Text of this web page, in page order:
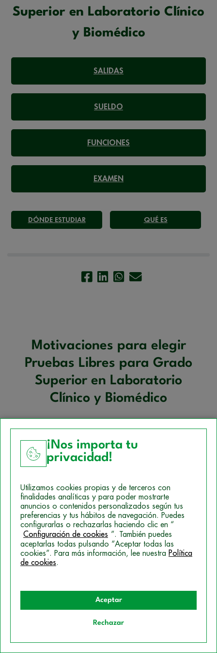
Superior en Laboratorio Clínico
y Biomédico
SALIDAS
SUELDO
FUNCIONES
EXAMEN
DÓNDE ESTUDIAR QUÉ ES
Motivaciones para elegir
Pruebas Libres para Grado
Superior en Laboratorio
Clínico y Biomédico
¿Se puede acceder a Psicología desde un FP
Superior de Sanidad?
¡Nos importa tu
privacidad!
Utilizamos cookies propias y de terceros con
finalidades analíticas y para poder mostrarte
anuncios o contenidos personalizados según tus
preferencias y tus hábitos de navegación. Puedes
configurarlas o rechazarlas haciendo clic en “
Configuración de cookies ”. También puedes
aceptarlas todas pulsando “Aceptar todas las
cookies”. Para más información, lee nuestra Política
de cookies.
Aceptar
Rechazar